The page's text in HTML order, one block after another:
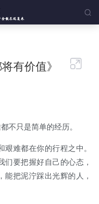


有价值》
不只是简单的经历。
难都在你的行程之中。
要把握好自己的心态，
把泥泞踩出光辉的人，